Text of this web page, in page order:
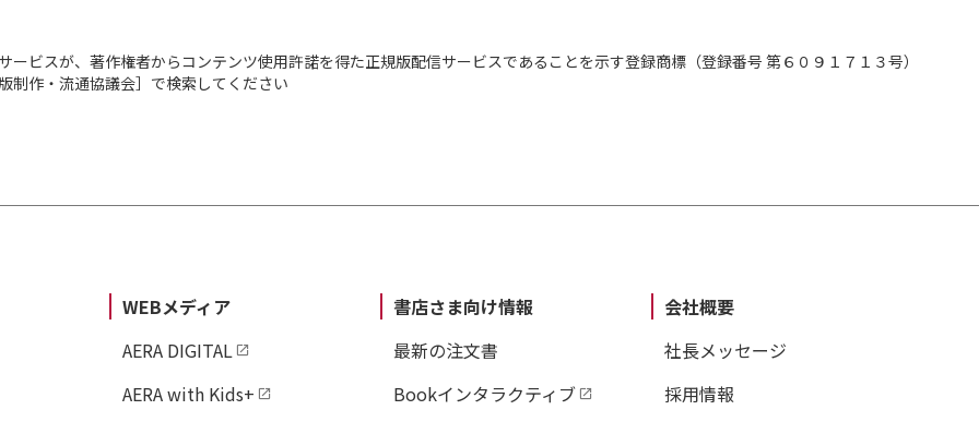
ビスが、著作権者からコンテンツ使用許諾を得た正規版配信サービスであることを示す登録商標（登録番号 第６０９１７１３号）
制作・流通協議会］で検索してください
WEBメディア
AERA DIGITAL
AERA with Kids+
書店さま向け情報
最新の注文書
Bookインタラクティブ
会社概要
社長メッセージ
採用情報